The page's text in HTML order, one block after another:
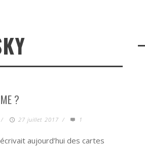
?
/ 27 juillet 2017 / 1
aujourd’hui des cartes